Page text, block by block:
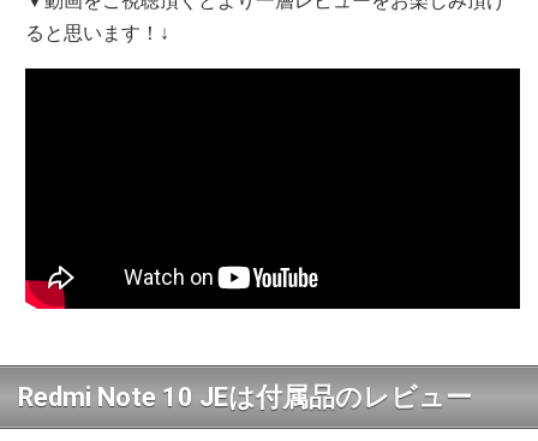
ると思います！↓
Redmi Note 10 JEは付属品のレビュー